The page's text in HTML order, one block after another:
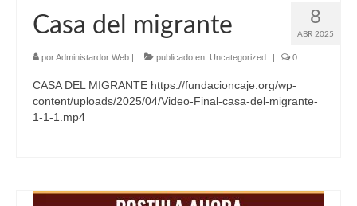
8
ABR 2025
Casa del migrante
porAdministardor Web | publicado en: Uncategorized | 0
CASA DEL MIGRANTE https://fundacioncaje.org/wp-
content/uploads/2025/04/Video-Final-casa-del-migrante-
1-1-1.mp4